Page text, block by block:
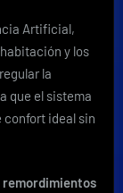
Artificial,
y los
la
que el sistema
confort ideal sin